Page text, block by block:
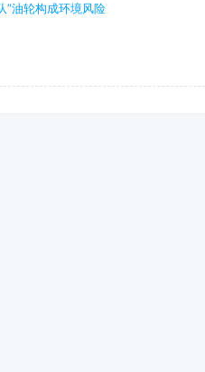
”油轮构成环境风险